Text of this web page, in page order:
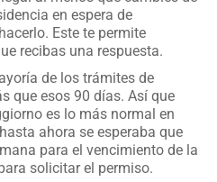
en espera de
Este te permite
recibas una respuesta.
de los trámites de
que esos 90 días. Así que
es lo más normal en
ahora se esperaba que
para el vencimiento de la
solicitar el permiso.